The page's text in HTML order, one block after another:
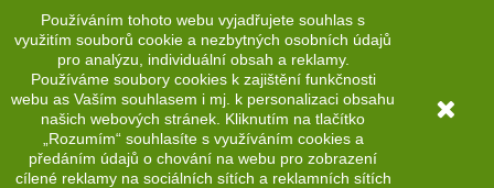
Používáním tohoto webu vyjadřujete souhlas s
využitím souborů cookie a nezbytných osobních údajů
pro analýzu, individuální obsah a reklamy.
Používáme soubory cookies k zajištění funkčnosti
webu as Vaším souhlasem i mj. k personalizaci obsahu
našich webových stránek. Kliknutím na tlačítko
„Rozumím“ souhlasíte s využíváním cookies a
předáním údajů o chování na webu pro zobrazení
cílené reklamy na sociálních sítích a reklamních sítích
CZK